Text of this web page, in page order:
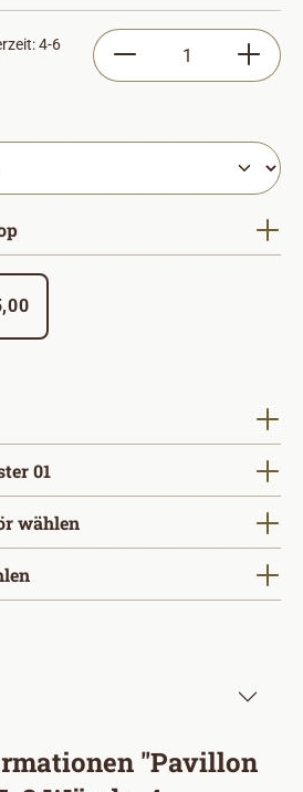
4-6
Produkt Anzahl:
auswählen
01
wählen
"Pavillon